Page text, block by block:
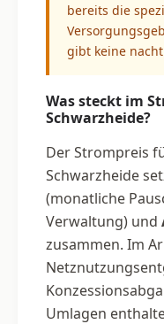
bereits die
gibt keine
Was steckt im
Schwarzheide?
Der Strompreis
Schwarzheide
(monatliche
Verwaltung) und
zusammen. Im
Umlagen